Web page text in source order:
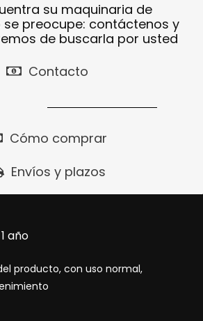
su maquinaria de
se preocupe: contáctenos y
de buscarla por usted
Contacto
Cómo comprar
Envíos y plazos
año
producto, con uso normal,